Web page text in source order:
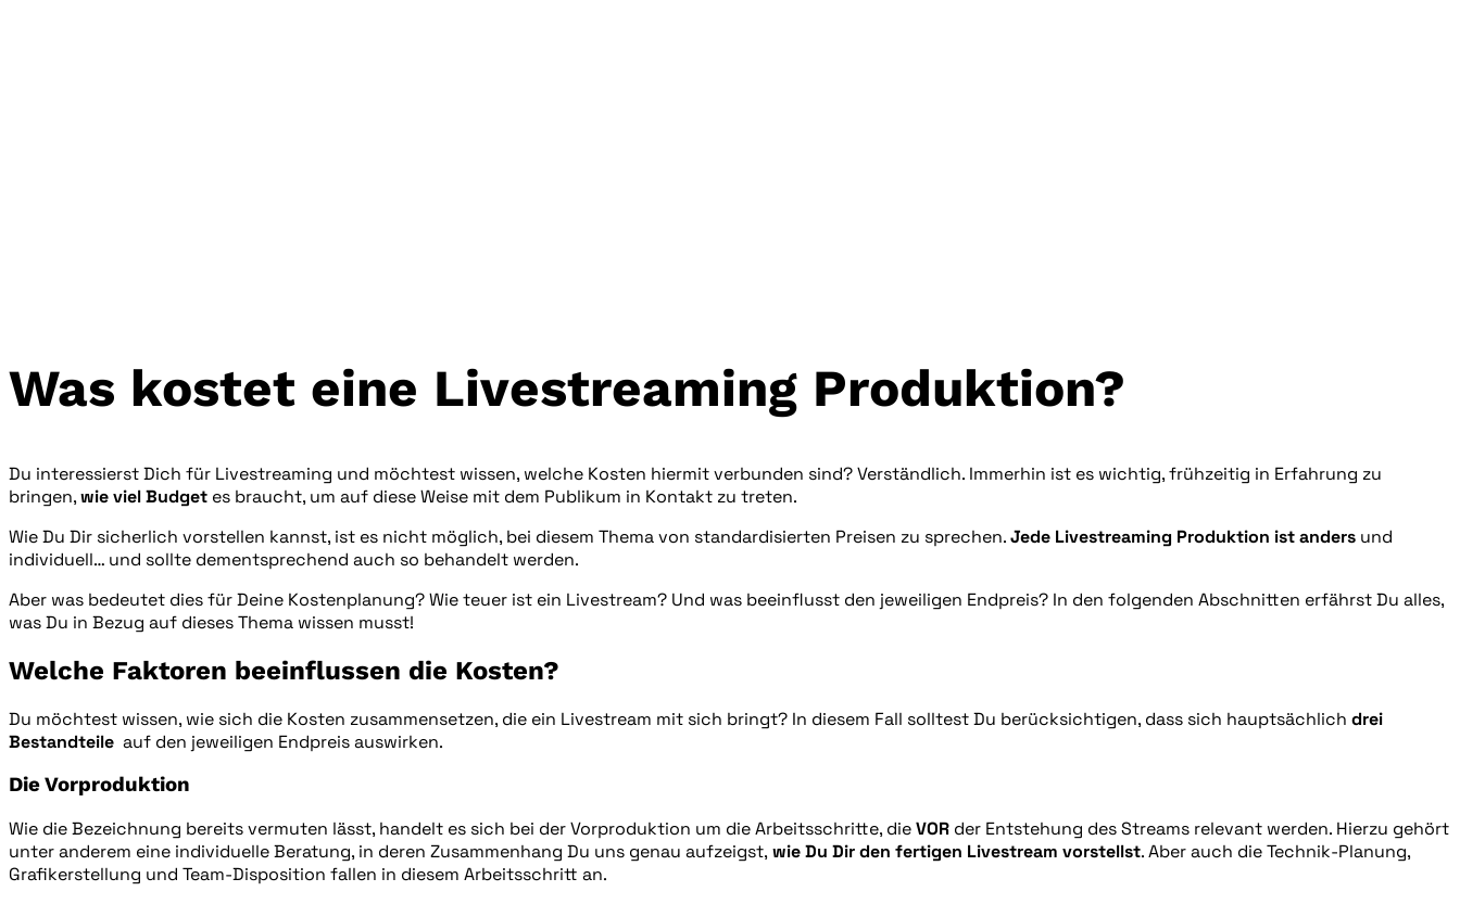
Was kostet eine Livestreaming Produktion?
Du interessierst Dich für Livestreaming und möchtest wissen, welche Kosten hiermit verbunden sind? Verständlich. Immerhin ist es wichtig, frühzeitig in Erfahrung zu
bringen,wie viel Budget es braucht, um auf diese Weise mit dem Publikum in Kontakt zu treten.
Wie Du Dir sicherlich vorstellen kannst, ist es nicht möglich, bei diesem Thema von standardisierten Preisen zu sprechen.Jede Livestreaming Produktion ist anders und
individuell… und sollte dementsprechend auch so behandelt werden.
Aber was bedeutet dies für Deine Kostenplanung? Wie teuer ist ein Livestream? Und was beeinflusst den jeweiligen Endpreis? In den folgenden Abschnitten erfährst Du alles,
was Du in Bezug auf dieses Thema wissen musst!
Welche Faktoren beeinflussen die Kosten?
Du möchtest wissen, wie sich die Kosten zusammensetzen, die ein Livestream mit sich bringt? In diesem Fall solltest Du berücksichtigen, dass sich hauptsächlich drei
Bestandteile auf den jeweiligen Endpreis auswirken.
Die Vorproduktion
Wie die Bezeichnung bereits vermuten lässt, handelt es sich bei der Vorproduktion um die Arbeitsschritte, dieVOR der Entstehung des Streams relevant werden. Hierzu gehört
unter anderem eine individuelle Beratung, in deren Zusammenhang Du uns genau aufzeigst, wie Du Dir den fertigen Livestream vorstellst. Aber auch die Technik-Planung,
Grafikerstellung und Team-Disposition fallen in diesem Arbeitsschritt an.